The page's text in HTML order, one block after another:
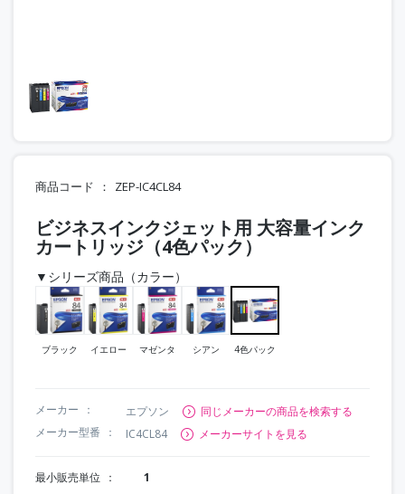
商品コード ZEP-IC4CL84
ビジネスインクジェット用 大容量インク
カートリッジ（4色パック）
▼シリーズ商品（カラー）
ブラック イエロー マゼンタ シアン 4色パック
メーカー エプソン
同じメーカーの商品を検索する
メーカー型番
IC4CL84 メーカーサイトを見る
最小販売単位 1